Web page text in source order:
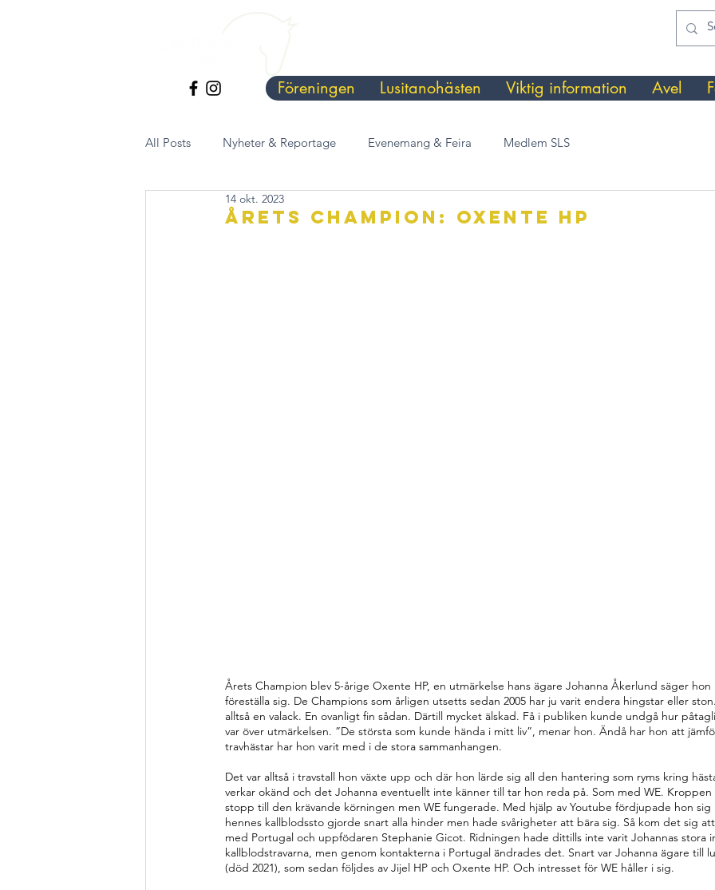
Föreningen Lusitanohästen Viktig information Avel
All Posts Nyheter & Reportage Evenemang & Feira Medlem SLS
Årets champion: oxente hp
14 okt. 2023
Årets Champion blev 5-årige Oxente HP, en utmärkelse hans ägare Johanna Åkerlund säger
föreställa sig. De Champions som årligen utsetts sedan 2005 har ju varit endera hingstar eller
alltså en valack. En ovanligt fin sådan. Därtill mycket älskad. Få i publiken kunde undgå hur
var över utmärkelsen. ”De största som kunde hända i mitt liv”, menar hon. Ändå har hon att
travhästar har hon varit med i de stora sammanhangen.
Det var alltså i travstall hon växte upp och där hon lärde sig all den hantering som ryms kring
verkar okänd och det Johanna eventuellt inte känner till tar hon reda på. Som med WE.
stopp till den krävande körningen men WE fungerade. Med hjälp av Youtube fördjupade hon
hennes kallblodssto gjorde snart alla hinder men hade svårigheter att bära sig. Så kom det sig
med Portugal och uppfödaren Stephanie Gicot. Ridningen hade dittills inte varit Johannas stora
kallblodstravarna, men genom kontakterna i Portugal ändrades det. Snart var Johanna ägare till
(död 2021), som sedan följdes av Jijel HP och Oxente HP. Och intresset för WE håller i sig.